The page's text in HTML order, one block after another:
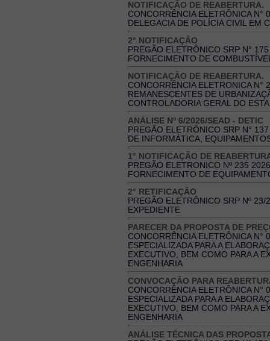
NOTIFICAÇÃO DE REABERTURA.
CONCORRÊNCIA ELETRÔNICA
DELEGACIA DE POLÍCIA CIVIL EM
2° NOTIFICAÇÃO
PREGÃO ELETRÔNICO SRP N°
FORNECIMENTO DE
NOTIFICAÇÃO DE REABERTURA.
CONCORRÊNCIA ELETRONICA N°
REMANESCENTES DE
CONTROLADORIA GERAL DO
ANÁLISE Nº 6/2026/SEAD - DETIC
PREGÃO ELETRÔNICO SRP N°
DE INFORMÁTICA,
1° NOTIFICAÇÃO DE
PREGÃO ELETRONICO Nº 235
FORNECIMENTO DE
2° RETIFICAÇÃO
PREGÃO ELETRÔNICO SRP Nº
EXPEDIENTE
PARECER DA PROPOSTA DE
CONCORRÊNCIA ELETRÔNICA N°
ESPECIALIZADA PARA A
EXECUTIVO, BEM COMO PARA A
ENGENHARIA
CONVOCAÇÃO PARA
CONCORRÊNCIA ELETRÔNICA N°
ESPECIALIZADA PARA A
EXECUTIVO, BEM COMO PARA A
ENGENHARIA
ANÁLISE TÉCNICA DAS